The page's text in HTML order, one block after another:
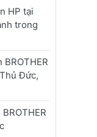
HP tại
trong
Đức,